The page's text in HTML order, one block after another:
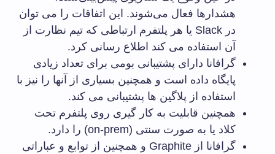
هشدارها فعال می‌شوند. این اتفاقات را می توان
در Slack یا هر پلتفرم ارتباطی که تیم نظارت از
آن استفاده می کند اطلاع رسانی کرد.
گرافانا دارای پشتیبانی بومی برای تعداد زیادی
پایگاه داده است و همچنین بسیاری از آنها را نیز با
استفاده از پلاگین ها پشتیبانی می کند.
همچنین قابلیت به کار گیری روی پلتفرم تحت
کلاد یا به صورت سنتی (on-prem) را دارد.
گرافانا از Graphite و همچنین از توابع و عباراتی